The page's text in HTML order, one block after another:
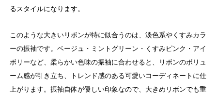
るスタイルになります。
このような大きいリボンが特に似合うのは、淡色系やくすみカラ
ーの振袖です。ベージュ・ミントグリーン・くすみピンク・アイ
ボリーなど、柔らかい色味の振袖に合わせると、リボンのボリュ
ーム感が引き立ち、トレンド感のある可愛いコーディネートに仕
上がります。振袖自体が優しい印象なので、大きめリボンでも重